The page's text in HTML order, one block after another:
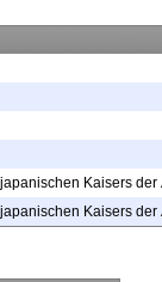
Kaisers der
Kaisers der